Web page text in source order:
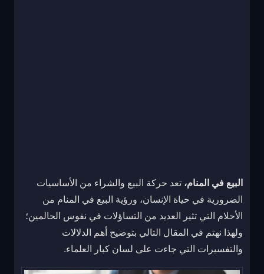
البيع في المنام، تعد حركة البيع والشراء من الأساسيات
الضرورية في حياة الإنسان، ورؤية البيع في المنام من
الأحلام التي تثير العديد من التساؤلات في نفوس الحالمين؛
ولهذا نهتم في المقال التالي بتوضيح أهم الدلالات
والتفسيرات التي جاءت على لسان كبار العلماء.